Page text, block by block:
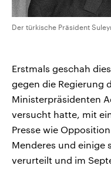
Der türkische Präsident
Erstmals geschah
gegen die Regierung
Ministerpräsidenten
versucht hatte, mit
Presse wie
Menderes und einige
verurteilt und im